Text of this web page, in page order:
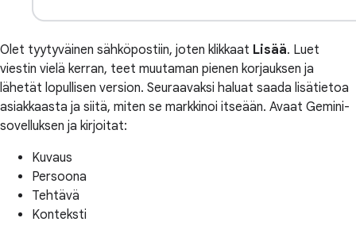
Olet tyytyväinen sähköpostiin, joten klikkaat Lisää. Luet
viestin vielä kerran, teet muutaman pienen korjauksen ja
lähetät lopullisen version. Seuraavaksi haluat saada lisätietoa
asiakkaasta ja siitä, miten se markkinoi itseään. Avaat Gemini-
sovelluksen ja kirjoitat:
Kuvaus
Persoona
Tehtävä
Konteksti